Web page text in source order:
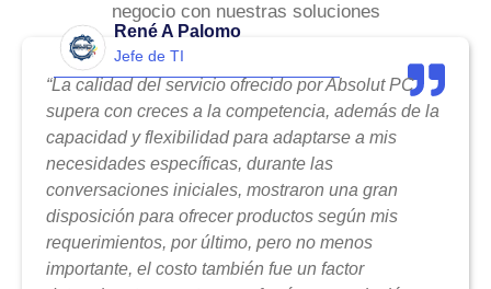
negocio con nuestras soluciones
René A Palomo
Jefe de TI
“La calidad del servicio ofrecido por Absolut PC
supera con creces a la competencia, además de la
capacidad y flexibilidad para adaptarse a mis
necesidades específicas, durante las
conversaciones iniciales, mostraron una gran
disposición para ofrecer productos según mis
requerimientos, por último, pero no menos
importante, el costo también fue un factor